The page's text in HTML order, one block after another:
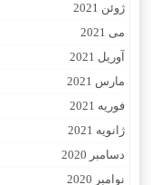
ژوئن 2021
می 2021
آوریل 2021
مارس 2021
فوریه 2021
ژانویه 2021
دسامبر 2020
نوامبر 2020